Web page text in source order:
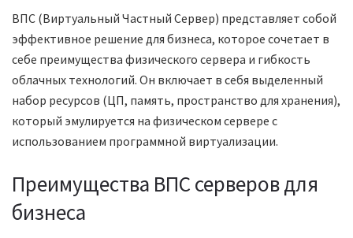
ВПС (Виртуальный Частный Сервер) представляет собой
эффективное решение для бизнеса, которое сочетает в
себе преимущества физического сервера и гибкость
облачных технологий. Он включает в себя выделенный
набор ресурсов (ЦП, память, пространство для хранения),
который эмулируется на физическом сервере с
использованием программной виртуализации.
Преимущества ВПС серверов для
бизнеса